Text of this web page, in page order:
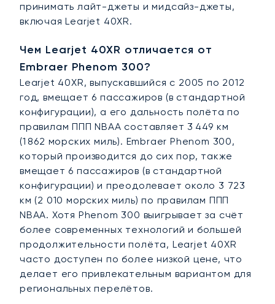
принимать лайт-джеты и мидсайз-джеты,
включая Learjet 40XR.
Чем Learjet 40XR отличается от
Embraer Phenom 300?
Learjet 40XR, выпускавшийся с 2005 по 2012
год, вмещает 6 пассажиров (в стандартной
конфигурации), а его дальность полёта по
правилам ППП NBAA составляет 3 449 км
(1 862 морских миль). Embraer Phenom 300,
который производится до сих пор, также
вмещает 6 пассажиров (в стандартной
конфигурации) и преодолевает около 3 723
км (2 010 морских миль) по правилам ППП
NBAA. Хотя Phenom 300 выигрывает за счёт
более современных технологий и большей
продолжительности полёта, Learjet 40XR
часто доступен по более низкой цене, что
делает его привлекательным вариантом для
региональных перелётов.